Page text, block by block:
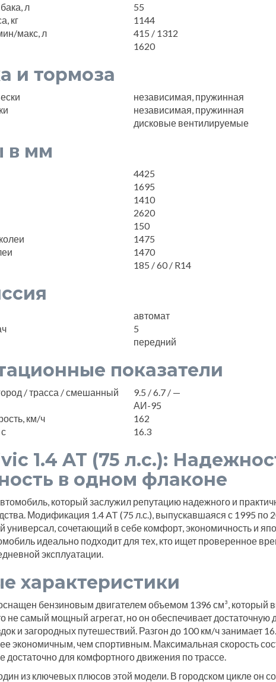
л
55
кг
1144
макс, л
415 / 1312
1620
и тормоза
независимая, пружинная
независимая, пружинная
дисковые вентилируемые
в мм
4425
1695
1410
2620
150
1475
1470
185 / 60 / R14
автомат
5
передний
показатели
/ трасса / смешанный
9.5 / 6.7 / —
АИ-95
км/ч
162
16.3
1.4 AT (75 л.с.):
в одном флаконе
который заслужил репутацию надежного и
Модификация 1.4 AT (75 л.с.), выпускавшаяся с 1995 по
универсал, сочетающий в себе комфорт, экономичность и
идеально подходит для тех, кто ищет проверенное
эксплуатации.
характеристики
бензиновым двигателем объемом 1396 см³, который
не самый мощный агрегат, но он обеспечивает достаточную
и загородных путешествий. Разгон до 100 км/ч занимает
экономичным, чем спортивным. Максимальная скорость
достаточно для комфортного движения по трассе.
из ключевых плюсов этой модели. В городском цикле он